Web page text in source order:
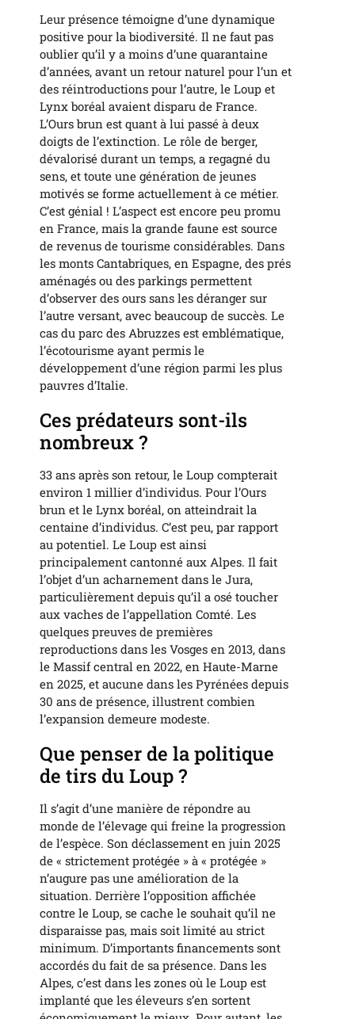
Leur présence témoigne d’une dynamique
positive pour la biodiversité. Il ne faut pas
oublier qu’il y a moins d’une quarantaine
d’années, avant un retour naturel pour l’un et
des réintroductions pour l’autre, le Loup et
Lynx boréal avaient disparu de France.
L’Ours brun est quant à lui passé à deux
doigts de l’extinction. Le rôle de berger,
dévalorisé durant un temps, a regagné du
sens, et toute une génération de jeunes
motivés se forme actuellement à ce métier.
C’est génial ! L’aspect est encore peu promu
en France, mais la grande faune est source
de revenus de tourisme considérables. Dans
les monts Cantabriques, en Espagne, des prés
aménagés ou des parkings permettent
d’observer des ours sans les déranger sur
l’autre versant, avec beaucoup de succès. Le
cas du parc des Abruzzes est emblématique,
l’écotourisme ayant permis le
développement d’une région parmi les plus
pauvres d’Italie.
Ces prédateurs sont-ils
nombreux ?
33 ans après son retour, le Loup compterait
environ 1 millier d’individus. Pour l’Ours
brun et le Lynx boréal, on atteindrait la
centaine d’individus. C’est peu, par rapport
au potentiel. Le Loup est ainsi
principalement cantonné aux Alpes. Il fait
l’objet d’un acharnement dans le Jura,
particulièrement depuis qu’il a osé toucher
aux vaches de l’appellation Comté. Les
quelques preuves de premières
reproductions dans les Vosges en 2013, dans
le Massif central en 2022, en Haute-Marne
en 2025, et aucune dans les Pyrénées depuis
30 ans de présence, illustrent combien
l’expansion demeure modeste.
Que penser de la politique
de tirs du Loup ?
Il s’agit d’une manière de répondre au
monde de l’élevage qui freine la progression
de l’espèce. Son déclassement en juin 2025
de « strictement protégée » à « protégée »
n’augure pas une amélioration de la
situation. Derrière l’opposition affichée
contre le Loup, se cache le souhait qu’il ne
disparaisse pas, mais soit limité au strict
minimum. D’importants financements sont
accordés du fait de sa présence. Dans les
Alpes, c’est dans les zones où le Loup est
implanté que les éleveurs s’en sortent